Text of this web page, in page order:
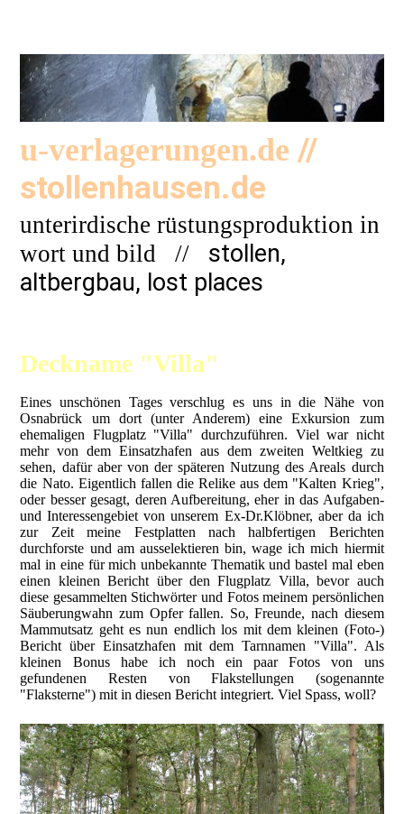
u-verlagerungen.de //
stollenhausen.de
unterirdische rüstungsproduktion in
wort und bild // stollen,
altbergbau, lost places
Deckname "Villa"
Eines unschönen Tages verschlug es uns in die Nähe von
Osnabrück um dort (unter Anderem) eine Exkursion zum
ehemaligen Flugplatz "Villa" durchzuführen. Viel war nicht
mehr von dem Einsatzhafen aus dem zweiten Weltkieg zu
sehen, dafür aber von der späteren Nutzung des Areals durch
die Nato. Eigentlich fallen die Relike aus dem "Kalten Krieg",
oder besser gesagt, deren Aufbereitung, eher in das Aufgaben-
und Interessengebiet von unserem Ex-Dr.Klöbner, aber da ich
zur Zeit meine Festplatten nach halbfertigen Berichten
durchforste und am ausselektieren bin, wage ich mich hiermit
mal in eine für mich unbekannte Thematik und bastel mal eben
einen kleinen Bericht über den Flugplatz Villa, bevor auch
diese gesammelten Stichwörter und Fotos meinem persönlichen
Säuberungwahn zum Opfer fallen. So, Freunde, nach diesem
Mammutsatz geht es nun endlich los mit dem kleinen (Foto-)
Bericht über Einsatzhafen mit dem Tarnnamen "Villa". Als
kleinen Bonus habe ich noch ein paar Fotos von uns
gefundenen Resten von Flakstellungen (sogenannte
"Flaksterne") mit in diesen Bericht integriert. Viel Spass, woll?